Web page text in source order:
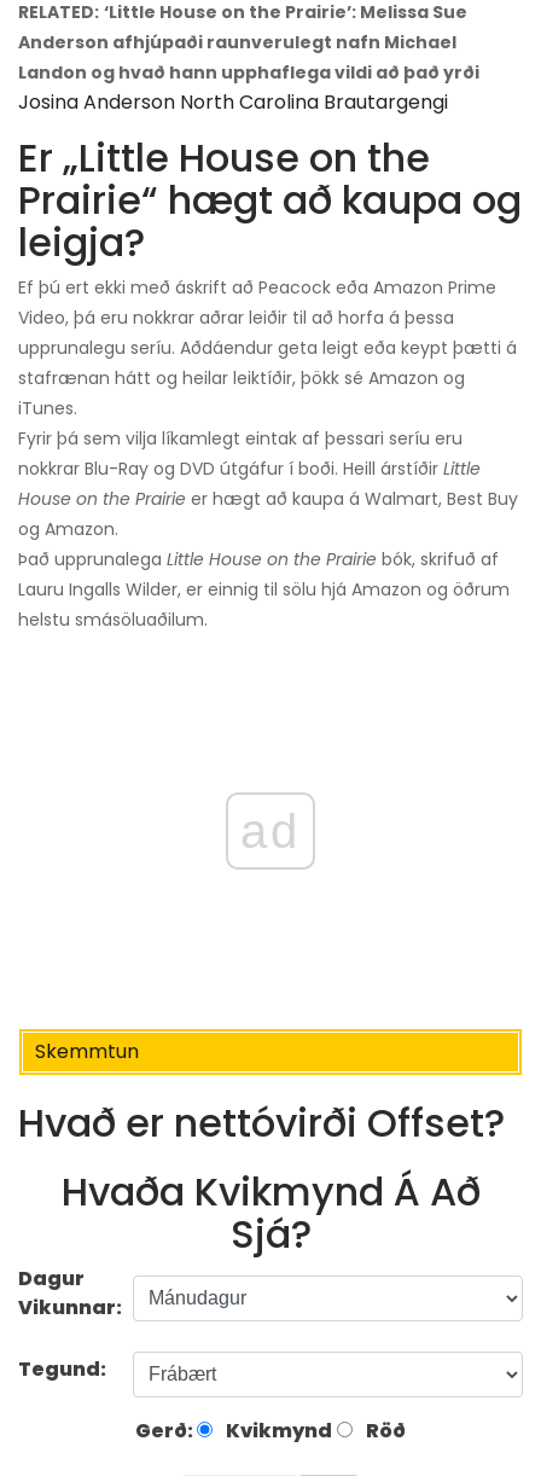
RELATED: ‘Little House on the Prairie’: Melissa Sue
Anderson afhjúpaði raunverulegt nafn Michael
Landon og hvað hann upphaflega vildi að það yrði
Josina Anderson North Carolina Brautargengi
Er „Little House on the
Prairie“ hægt að kaupa og
leigja?
Ef þú ert ekki með áskrift að Peacock eða Amazon Prime
Video, þá eru nokkrar aðrar leiðir til að horfa á þessa
upprunalegu seríu. Aðdáendur geta leigt eða keypt þætti á
stafrænan hátt og heilar leiktíðir, þökk sé Amazon og
iTunes.
Fyrir þá sem vilja líkamlegt eintak af þessari seríu eru
nokkrar Blu-Ray og DVD útgáfur í boði. Heill árstíðir Little
House on the Prairie er hægt að kaupa á Walmart, Best Buy
og Amazon.
Það upprunalega Little House on the Prairie bók, skrifuð af
Lauru Ingalls Wilder, er einnig til sölu hjá Amazon og öðrum
helstu smásöluaðilum.
ad
Skemmtun
Hvað er nettóvirði Offset?
Hvaða Kvikmynd Á Að
Sjá?
Dagur
Vikunnar:
Tegund:
Gerð: Kvikmynd Röð